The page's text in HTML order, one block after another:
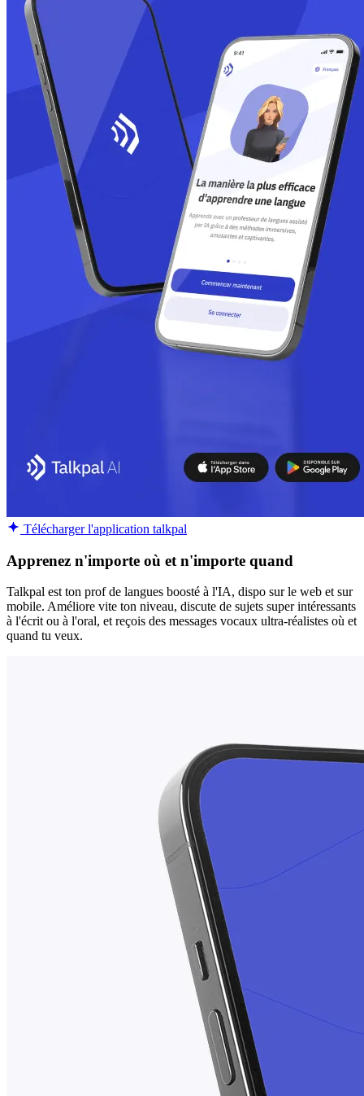
Télécharger l'application talkpal
Apprenez n'importe où et n'importe quand
Talkpal est ton prof de langues boosté à l'IA, dispo sur le web et sur
mobile. Améliore vite ton niveau, discute de sujets super intéressants
à l'écrit ou à l'oral, et reçois des messages vocaux ultra-réalistes où et
quand tu veux.